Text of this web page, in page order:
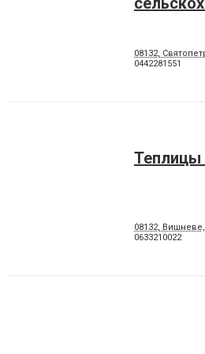
08132,
0442281551
08132, Вишневе,
0633210022